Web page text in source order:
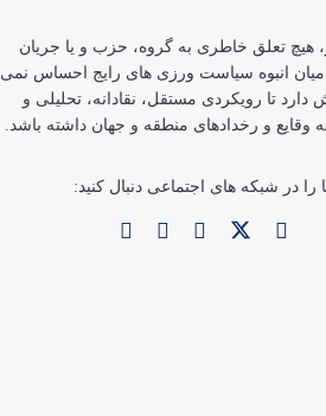
هیچ تعلق خاطری به گروه، حزب و یا جریان
انبوه سیاست ورزی های رایج احساس نمی
دارد تا رویکردی مستقل، نقادانه، تحلیلی و
وقایع و رخدادهای منطقه و جهان داشته باشد.
را در شبکه های اجتماعی دنبال کنید: